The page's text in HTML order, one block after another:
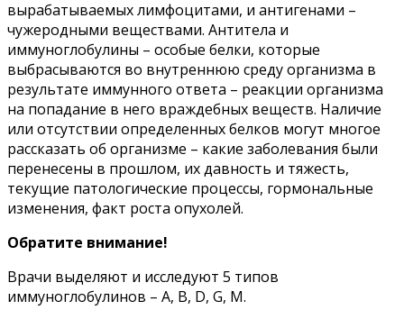
вырабатываемых лимфоцитами, и антигенами –
чужеродными веществами. Антитела и
иммуноглобулины – особые белки, которые
выбрасываются во внутреннюю среду организма в
результате иммунного ответа – реакции организма
на попадание в него враждебных веществ. Наличие
или отсутствии определенных белков могут многое
рассказать об организме – какие заболевания были
перенесены в прошлом, их давность и тяжесть,
текущие патологические процессы, гормональные
изменения, факт роста опухолей.
Обратите внимание!
Врачи выделяют и исследуют 5 типов
иммуноглобулинов – A, B, D, G, M.